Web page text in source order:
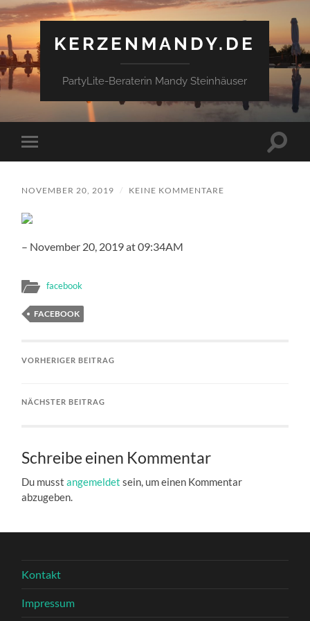
KERZENMANDY.DE
PartyLite-Beraterin Mandy Steinhäuser
Mobile-
Menü
NOVEMBER 20, 2019 / KEINE KOMMENTARE
– November 20, 2019 at 09:34AM
facebook
FACEBOOK
VORHERIGER BEITRAG
NÄCHSTER BEITRAG
Schreibe einen Kommentar
Du musstangemeldet sein, um einen Kommentar
abzugeben.
Kontakt
Impressum